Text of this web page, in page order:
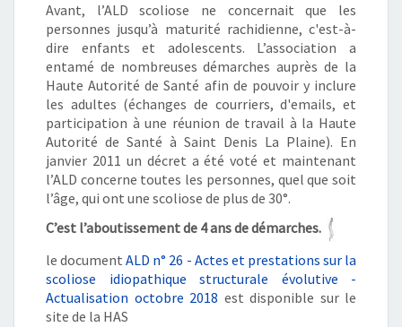
Avant, l’ALD scoliose ne concernait que les
personnes jusqu’à maturité rachidienne, c'est-à-
dire enfants et adolescents. L’association a
entamé de nombreuses démarches auprès de la
Haute Autorité de Santé afin de pouvoir y inclure
les adultes (échanges de courriers, d'emails, et
participation à une réunion de travail à la Haute
Autorité de Santé à Saint Denis La Plaine). En
janvier 2011 un décret a été voté et maintenant
l’ALD concerne toutes les personnes, quel que soit
l’âge, qui ont une scoliose de plus de 30°.
C’est l’aboutissement de 4 ans de démarches.
le documentALD n° 26 - Actes et prestations sur la
scoliose idiopathique structurale évolutive -
Actualisation octobre 2018 est disponible sur le
site de la HAS